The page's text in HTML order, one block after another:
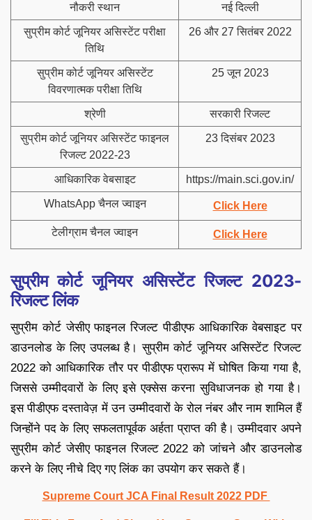
नौकरी स्थान नई दिल्ली
सुप्रीम कोर्ट जूनियर असिस्टेंट परीक्षा
तिथि
26 और 27 सितंबर 2022
सुप्रीम कोर्ट जूनियर असिस्टेंट
विवरणात्मक परीक्षा तिथि
25 जून 2023
श्रेणी सरकारी रिजल्ट
सुप्रीम कोर्ट जूनियर असिस्टेंट फाइनल
रिजल्ट 2022-23
23 दिसंबर 2023
आधिकारिक वेबसाइट https://main.sci.gov.in/
WhatsApp चैनल ज्वाइन Click Here
टेलीग्राम चैनल ज्वाइन Click Here
सुप्रीम कोर्ट जूनियर असिस्टेंट रिजल्ट 2023-
रिजल्ट लिंक
सुप्रीम कोर्ट जेसीए फाइनल रिजल्ट पीडीएफ आधिकारिक वेबसाइट पर
डाउनलोड के लिए उपलब्ध है। सुप्रीम कोर्ट जूनियर असिस्टेंट रिजल्ट
2022 को आधिकारिक तौर पर पीडीएफ प्रारूप में घोषित किया गया है,
जिससे उम्मीदवारों के लिए इसे एक्सेस करना सुविधाजनक हो गया है।
इस पीडीएफ दस्तावेज़ में उन उम्मीदवारों के रोल नंबर और नाम शामिल हैं
जिन्होंने पद के लिए सफलतापूर्वक अर्हता प्राप्त की है। उम्मीदवार अपने
सुप्रीम कोर्ट जेसीए फाइनल रिजल्ट 2022 को जांचने और डाउनलोड
करने के लिए नीचे दिए गए लिंक का उपयोग कर सकते हैं।
Supreme Court JCA Final Result 2022 PDF